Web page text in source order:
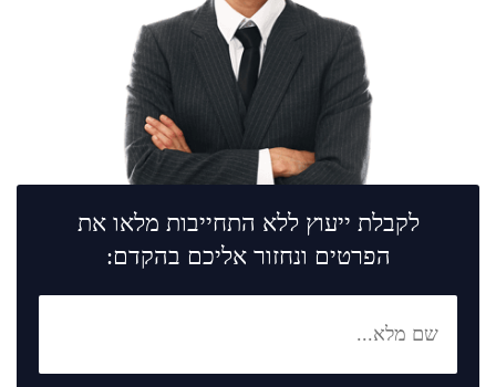
לקבלת ייעוץ ללא התחייבות מלאו את
הפרטים ונחזור אליכם בהקדם: